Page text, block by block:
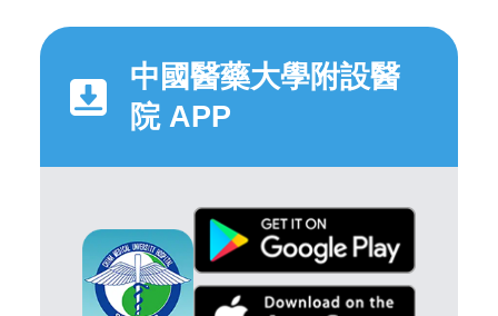
中國醫藥大學附設醫
院 APP